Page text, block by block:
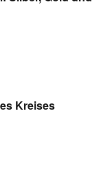
Kreises